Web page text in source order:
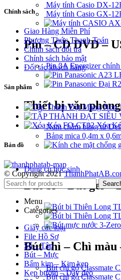
Máy tính Casio DX-
Máy tính Casio GX-
Pin – CD DVD –
Pin 3A Energizer
Thiết bị văn
Nam châm bảng từ
Bảng mica 0,4m x
Dụng cụ học sinh
Bút bi – Bút gel –
Bút chì – Chì màu
Bút chì gỗ Classmate
Bút chì gỗ Classmate
Chính sách
Giao Hàng Miễn Phí
Phương Thức Thanh Toán
Chính sách đổi trả
Chính sách bảo mật
Đối tác khách hàng
Sản phẩm
Xóa
Bản đồ
© Copyright 2021
Menu
Categories
Giấy các loại
File Hồ Sơ
Sổ – Tập
Bút – Mực
Bấm kim – Kim kẹp
Kẹp bướm – Dây đeo